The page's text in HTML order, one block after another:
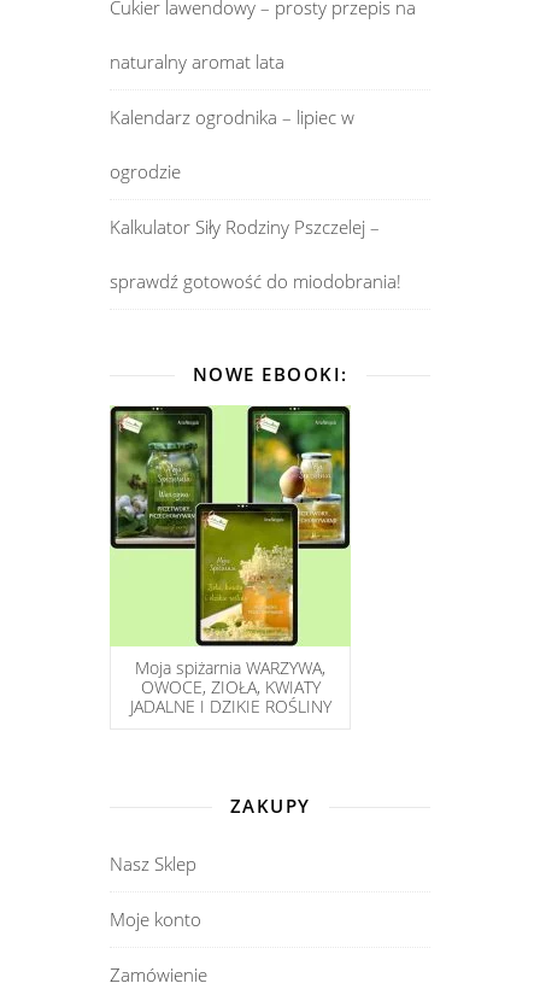
Cukier lawendowy – prosty przepis na
naturalny aromat lata
Kalendarz ogrodnika – lipiec w
ogrodzie
Kalkulator Siły Rodziny Pszczelej –
sprawdź gotowość do miodobrania!
NOWE EBOOKI:
Moja spiżarnia WARZYWA,
OWOCE, ZIOŁA, KWIATY
JADALNE I DZIKIE ROŚLINY
ZAKUPY
Nasz Sklep
Moje konto
Zamówienie